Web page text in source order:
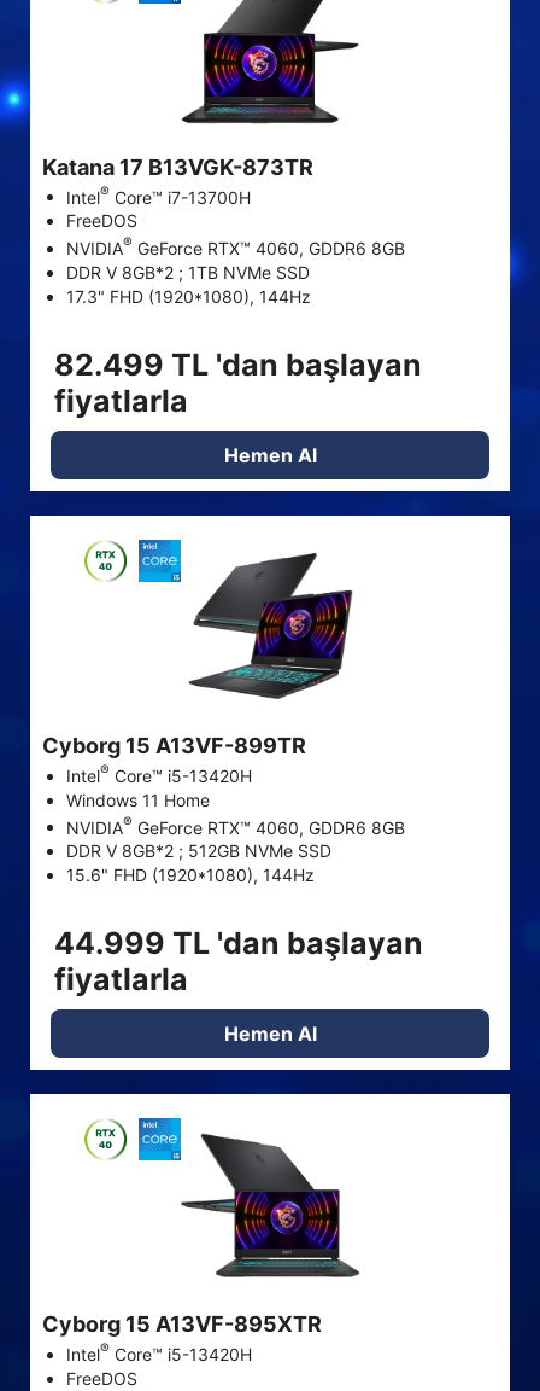
Katana 17 B13VGK-873TR
Intel® Core™ i7-13700H
FreeDOS
NVIDIA® GeForce RTX™ 4060, GDDR6 8GB
DDR V 8GB*2 ; 1TB NVMe SSD
17.3" FHD (1920*1080), 144Hz
82.499 TL 'dan başlayan
fiyatlarla
Hemen Al
Cyborg 15 A13VF-899TR
Intel® Core™ i5-13420H
Windows 11 Home
NVIDIA® GeForce RTX™ 4060, GDDR6 8GB
DDR V 8GB*2 ; 512GB NVMe SSD
15.6" FHD (1920*1080), 144Hz
44.999 TL 'dan başlayan
fiyatlarla
Hemen Al
Cyborg 15 A13VF-895XTR
Intel® Core™ i5-13420H
FreeDOS
STOK VAR
STOK VAR
STOK VAR
STOK VAR
STOK VAR
Fiyatlar döviz kuruna göre değişebilir ve önceden haber
verilmeksizin değiştirilebilir.